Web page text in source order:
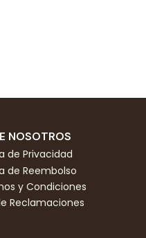
NOSOTROS
de Privacidad
de Reembolso
y Condiciones
Reclamaciones